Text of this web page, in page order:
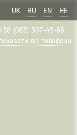
UK RU EN HE
(063) 307-45-66
показати всі телефони